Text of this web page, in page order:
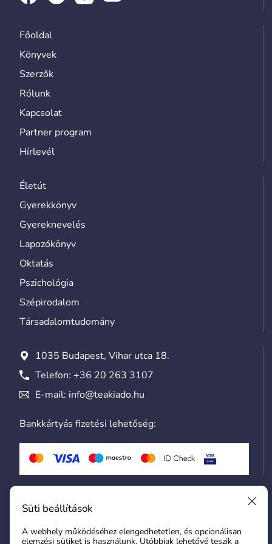
Főoldal
Könyvek
Szerzők
Rólunk
Kapcsolat
Partner program
Hírlevél
Életút
Gyerekkönyv
Gyereknevelés
Lapozókönyv
Oktatás
Pszichológia
Szépirodalom
Társadalomtudomány
1035 Budapest, Vihar utca 18.
Telefon: +36 20 263 3107
E-mail: info@teakiado.hu
Bankkártyás fizetési lehetőség:
Hozzászólási szabályzat
Süti beállítások
A webhely működéséhez elengedhetetlen, és opcionálisan
elemzési sütiket is használunk. Utóbbiak lehetővé teszik a